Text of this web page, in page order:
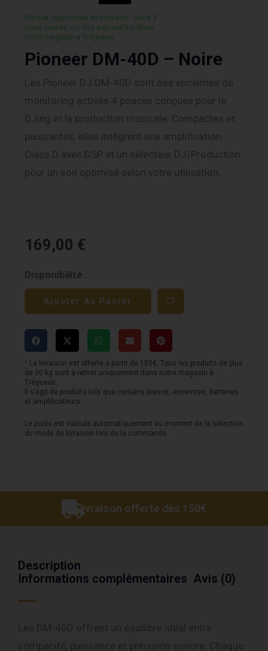
Produit disponible en livraison¹ sous 3
jours ouvrés, ou des aujourd’hui dans
notre magasin a Trégueux.
Pioneer DM-40D – Noire
Les Pioneer DJ DM-40D sont des enceintes de
monitoring actives 4 pouces conçues pour le
DJing et la production musicale. Compactes et
puissantes, elles intègrent une amplification
Class D avec DSP et un sélecteur DJ/Production
pour un son optimisé selon votre utilisation.
169,00 €
Disponibilité :
quantité
de
Pioneer
DM-
40D
-
Noire
Ajouter Au Panier
¹ La livraison est offerte a partir de 150€. Tous les produits de plus
de 30 kg sont à retirer uniquement dans notre magasin à
Trégueux.
Il s’agit de produits tels que certains pianos, enceintes, batteries
et amplificateurs.
Le poids est calculé automatiquement au moment de la sélection
du mode de livraison lors de la commande.
Livraison offerte dès 150€
Description
Informations complémentaires Avis (0)